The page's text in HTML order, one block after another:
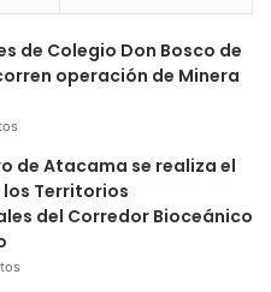
de Colegio Don Bosco de
operación de Minera
de Atacama se realiza el
los Territorios
del Corredor Bioceánico